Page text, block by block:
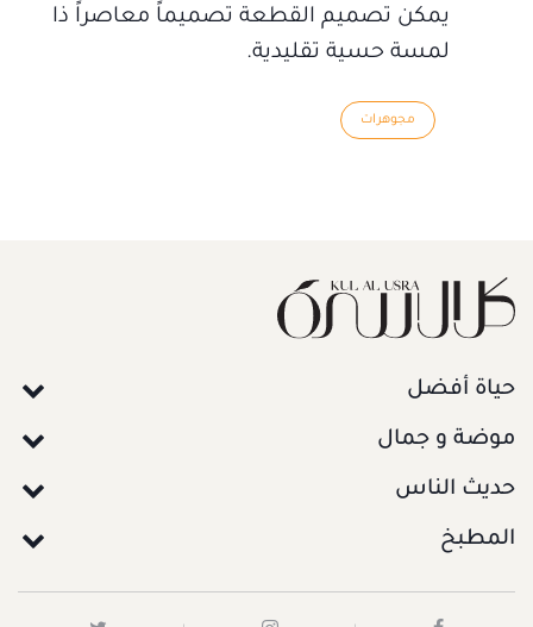
يمكن تصميم القطعة تصميماً معاصراً ذا
لمسة حسية تقليدية.
مجوهرات
حياة أفضل
موضة و جمال
حديث الناس
المطبخ